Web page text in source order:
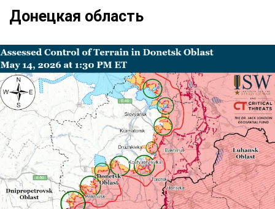
Донецкая область